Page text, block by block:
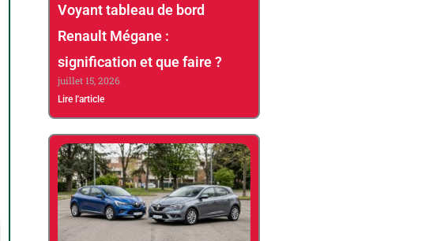
Voyant tableau de bord
Renault Mégane :
signification et que faire ?
juillet 15, 2026
Lire l'article